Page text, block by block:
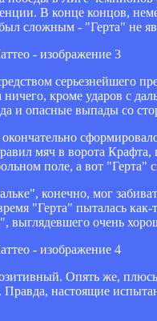
В конце концов,
сложным - "Герта" не
серьезнейшего
кроме ударов с
и опасные выпады со
мяч в ворота
поле, а вот "Герта"
конечно, мог
"Герта" пыталась
выглядевшего очень
Опять же,
настоящие